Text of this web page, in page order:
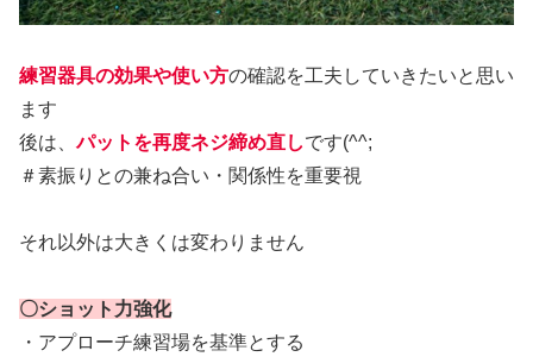
練習器具の効果や使い方の確認を工夫していきたいと思い
ます
後は、パットを再度ネジ締め直しです(^^;
＃素振りとの兼ね合い・関係性を重要視
それ以外は大きくは変わりません
〇ショット力強化
・アプローチ練習場を基準とする